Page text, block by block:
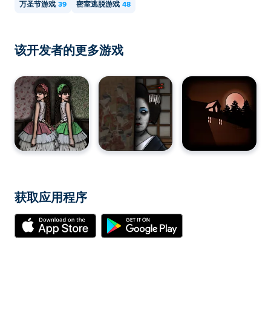
万圣节游戏 39 密室逃脱游戏 48
该开发者的更多游戏
获取应用程序